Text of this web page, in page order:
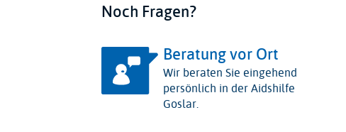
Noch Fragen?
Beratung vor Ort
Wir beraten Sie eingehend
persönlich in der Aidshilfe
Goslar.